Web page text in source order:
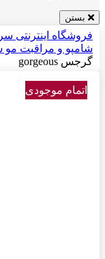
بستن
فروشگاه اینترنتی
شامپو و مراقبت مو
گرجس gorgeous
اتمام موجودی